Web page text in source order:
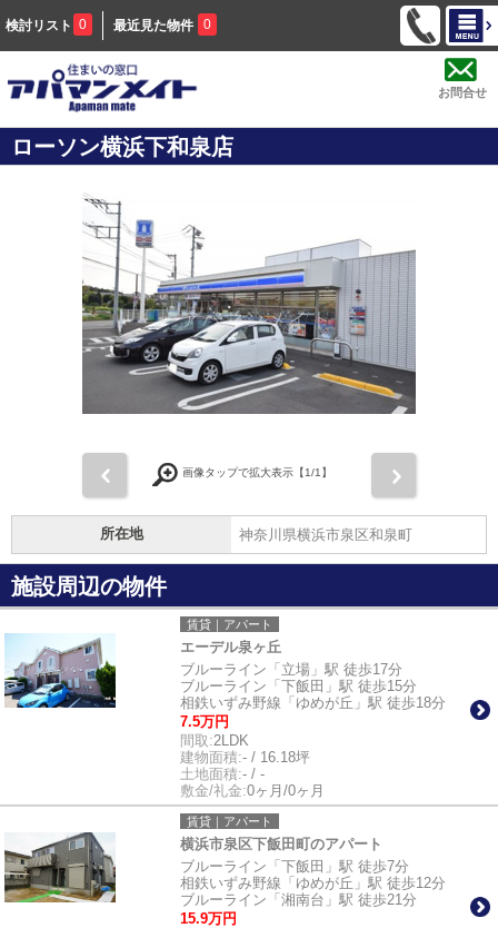
検討リスト 0 最近見た物件 0
お問合せ
ローソン横浜下和泉店
画像タップで拡大表示【1/1】
所在地 神奈川県横浜市泉区和泉町
施設周辺の物件
賃貸｜アパート
エーデル泉ヶ丘
ブルーライン「立場」駅 徒歩17分
ブルーライン「下飯田」駅 徒歩15分
相鉄いずみ野線「ゆめが丘」駅 徒歩18分
7.5万円
間取:2LDK
建物面積:- / 16.18坪
土地面積:- / -
敷金/礼金:0ヶ月/0ヶ月
賃貸｜アパート
横浜市泉区下飯田町のアパート
ブルーライン「下飯田」駅 徒歩7分
相鉄いずみ野線「ゆめが丘」駅 徒歩12分
ブルーライン「湘南台」駅 徒歩21分
15.9万円